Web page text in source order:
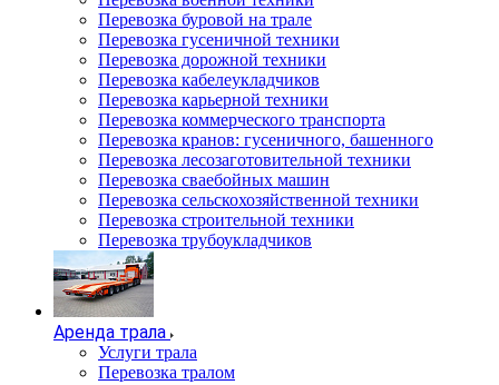
Перевозка буровой на трале
Перевозка гусеничной техники
Перевозка дорожной техники
Перевозка кабелеукладчиков
Перевозка карьерной техники
Перевозка коммерческого транспорта
Перевозка кранов: гусеничного, башенного
Перевозка лесозаготовительной техники
Перевозка сваебойных машин
Перевозка сельскохозяйственной техники
Перевозка строительной техники
Перевозка трубоукладчиков
Аренда трала
Услуги трала
Перевозка тралом